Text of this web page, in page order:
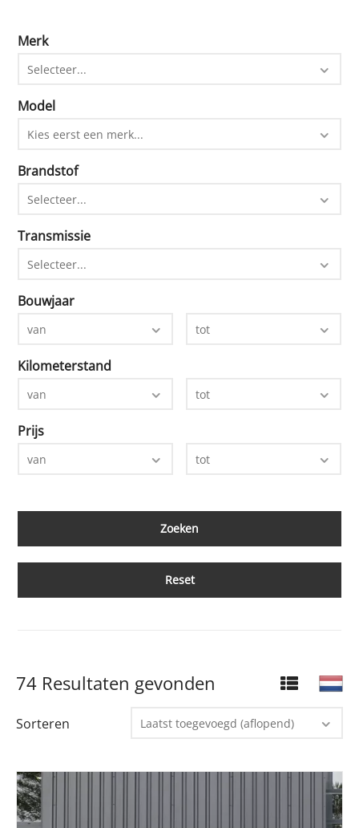
Merk
Selecteer...
Model
Kies eerst een merk...
Brandstof
Selecteer...
Transmissie
Selecteer...
Bouwjaar
van tot
Kilometerstand
van tot
Prijs
van tot
Reset
74 Resultaten gevonden
Sorteren Laatst toegevoegd (aflopend)